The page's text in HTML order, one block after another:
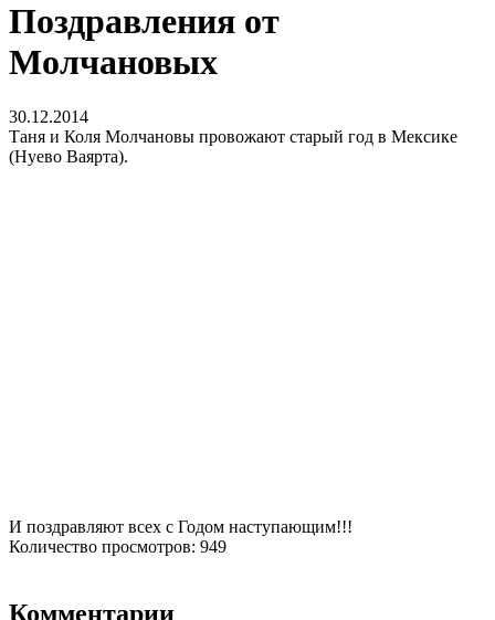
Поздравления от
Молчановых
30.12.2014
Таня и Коля Молчановы провожают старый год в Мексике
(Нуево Ваярта).
И поздравляют всех с Годом наступающим!!!
Количество просмотров: 949
Комментарии